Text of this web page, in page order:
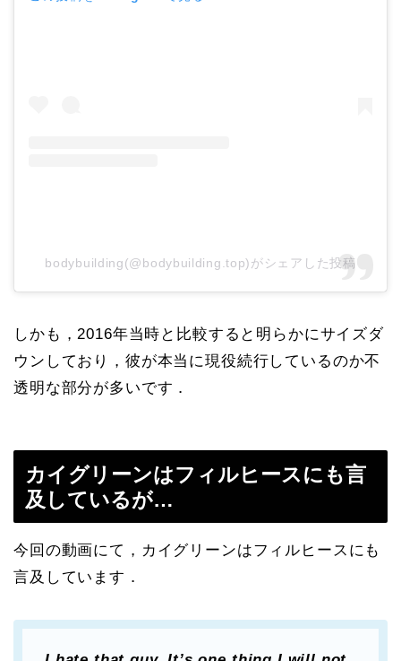
bodybuilding(@bodybuilding.top)がシェアした投稿
しかも，2016年当時と比較すると明らかにサイズダ
ウンしており，彼が本当に現役続行しているのか不
透明な部分が多いです．
カイグリーンはフィルヒースにも言
及しているが…
今回の動画にて，カイグリーンはフィルヒースにも
言及しています．